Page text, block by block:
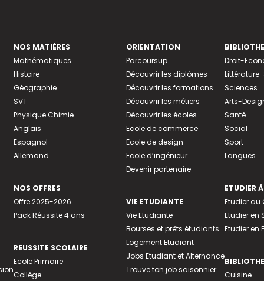
NOS MATIÈRES
Mathématiques
Histoire
Géographie
SVT
Physique Chimie
Anglais
Espagnol
Allemand
NOS OFFRES
Offre 2025-2026
Pack Réussite 4 ans
REUSSITE SCOLAIRE
Ecole Primaire
Collège
ORIENTATION
Parcoursup
Découvrir les diplômes
Découvrir les formations
Découvrir les métiers
Découvrir les écoles
Ecole de commerce
Ecole de design
Ecole d’ingénieur
Devenir partenaire
VIE ETUDIANTE
Vie Etudiante
Bourses et prêts étudiants
Logement Etudiant
Jobs Etudiant et Alternance
Trouve ton job saisonnier
Droit-
Sciences
Arts-
Santé
Social
Sport
Langues
ETUDIER
Etudier
Etudier en
Etudier en
Cuisine